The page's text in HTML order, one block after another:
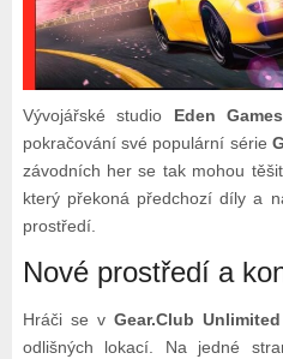
Vývojářské studio Eden Games
pokračování své populární série
závodních her se tak mohou
který překoná předchozí díly a
prostředí.
Nové prostředí a
Hráči se v Gear.Club
odlišných lokací. Na jedné